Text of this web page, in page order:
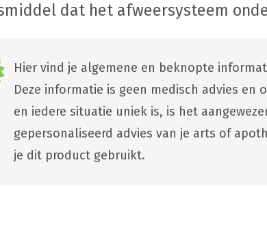
dat het afweersysteem
Hier vind je algemene en beknopte
Deze informatie is geen medisch advies en
en iedere situatie uniek is, is het
gepersonaliseerd advies van je arts of
je dit product gebruikt.